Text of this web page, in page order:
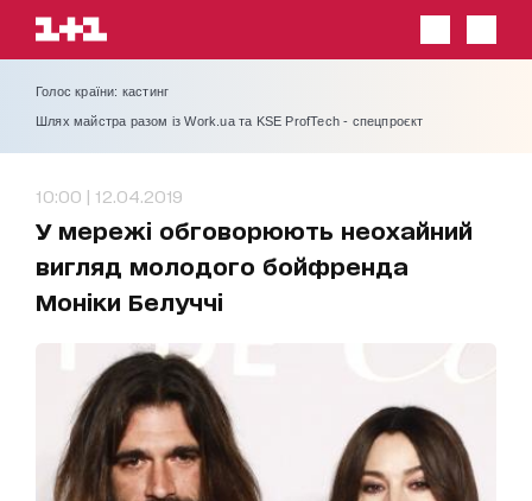
Голос країни: кастинг
Шлях майстра разом із Work.ua та KSE ProfTech - спецпроєкт
10:00 | 12.04.2019
У мережі обговорюють неохайний
вигляд молодого бойфренда
Моніки Белуччі